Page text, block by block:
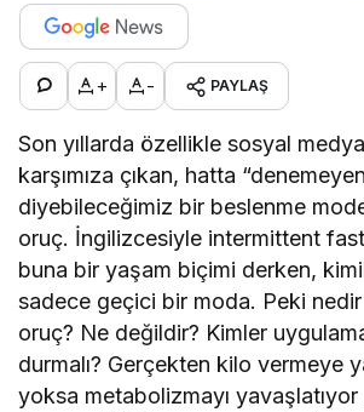
+ - PAYLAŞ
Son yıllarda özellikle sosyal
karşımıza çıkan, hatta
diyebileceğimiz bir beslenme
oruç. İngilizcesiyle intermittent
buna bir yaşam biçimi derken,
sadece geçici bir moda. Peki nedir
oruç? Ne değildir? Kimler
durmalı? Gerçekten kilo vermeye
yoksa metabolizmayı yavaşlatıyor